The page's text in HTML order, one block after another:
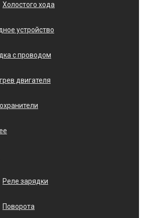
Холостого хода
устройство
с проводом
двигателя
Реле зарядки
Поворота